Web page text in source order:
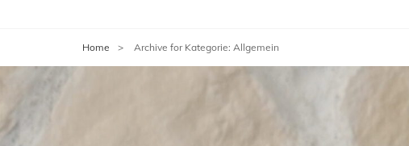
Home > Archive for Kategorie: Allgemein